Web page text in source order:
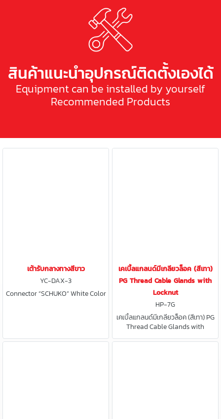
สินค้าแนะนำอุปกรณ์ติดตั้งเองได้
Equipment can be installed by yourself
Recommended Products
เต้ารับกลางทางสีขาว
YC-DAX-3
Connector “SCHUKO” White Color
เคเบิ้ลแกลนด์มีเกลียวล็อค (สีเทา)
PG Thread Cable Glands with
Locknut
HP-7G
เคเบิ้ลแกลนด์มีเกลียวล็อค (สีเทา) PG
Thread Cable Glands with
Locknut